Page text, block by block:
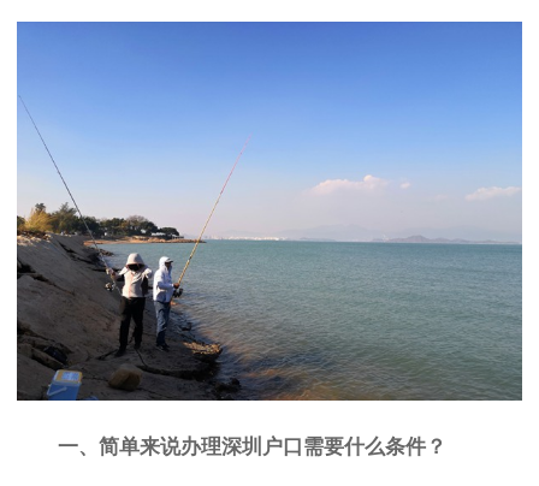
一、简单来说办理深圳户口需要什么条件？